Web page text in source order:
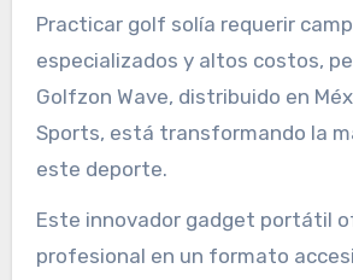
Practicar golf solía requerir campos
especializados y altos costos,
Golfzon Wave, distribuido en
Sports, está transformando la
este deporte.
Este innovador gadget portátil
profesional en un formato